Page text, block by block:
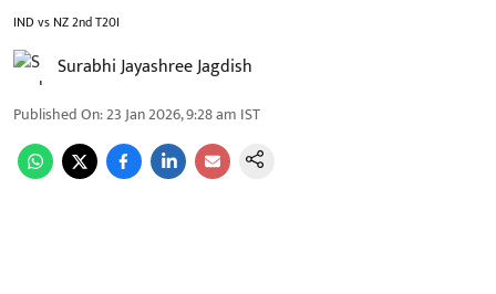
IND vs NZ 2nd T20I
Surabhi Jayashree Jagdish
Published On:23 Jan 2026, 9:28 am IST